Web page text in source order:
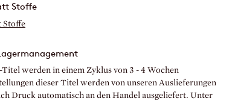
Stoffe
Stoffe
Titel werden in einem Zyklus von 3 - 4 Wochen
dieser Titel werden von unseren Auslieferungen
Druck automatisch an den Handel ausgeliefert. Unter